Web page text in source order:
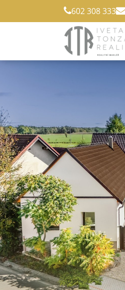
602 308 333